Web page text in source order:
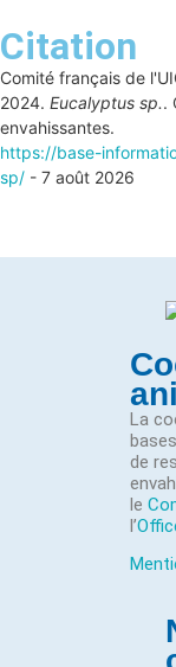
Citation
Comité français de
2024. Eucalyptus sp..
envahissantes.
https://base-
sp/ - 7 août 2026
La
de
le
l’